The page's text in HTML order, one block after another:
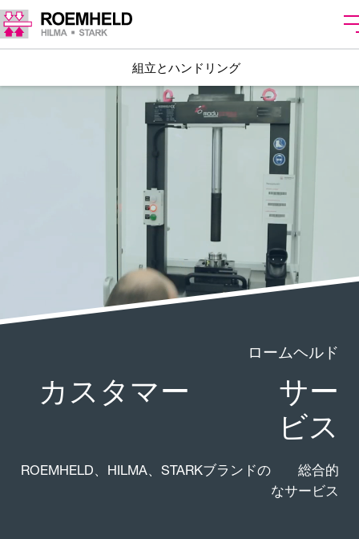
組立とハンドリング
ロームヘルド
カスタマー サー
ビス
ROEMHELD、HILMA、STARKブランドの 総合的
なサービス